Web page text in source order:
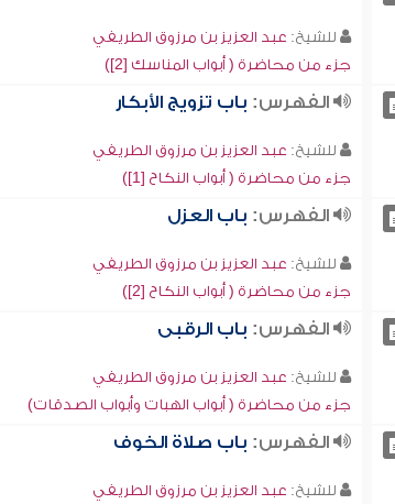
للشيخ: عبد العزيز بن مرزوق الطريفي
جزء من محاضرة ( أبواب المناسك [2])
الفهرس: باب تزويج الأبكار
للشيخ: عبد العزيز بن مرزوق الطريفي
جزء من محاضرة ( أبواب النكاح [1])
الفهرس: باب العزل
للشيخ: عبد العزيز بن مرزوق الطريفي
جزء من محاضرة ( أبواب النكاح [2])
الفهرس: باب الرقبى
للشيخ: عبد العزيز بن مرزوق الطريفي
جزء من محاضرة ( أبواب الهبات وأبواب الصدقات)
الفهرس: باب صلاة الخوف
للشيخ: عبد العزيز بن مرزوق الطريفي